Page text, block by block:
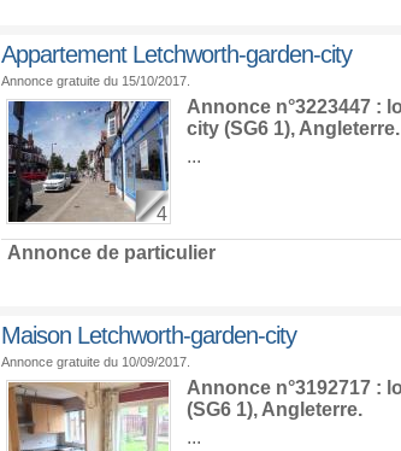
Appartement Letchworth-garden-city
Annonce gratuite du 15/10/2017.
4
Annonce n°3223447 :
city(SG6 1), Angleterre.
...
Annonce de particulier
Maison Letchworth-garden-city
Annonce gratuite du 10/09/2017.
Annonce n°3192717 :
(SG6 1), Angleterre.
...